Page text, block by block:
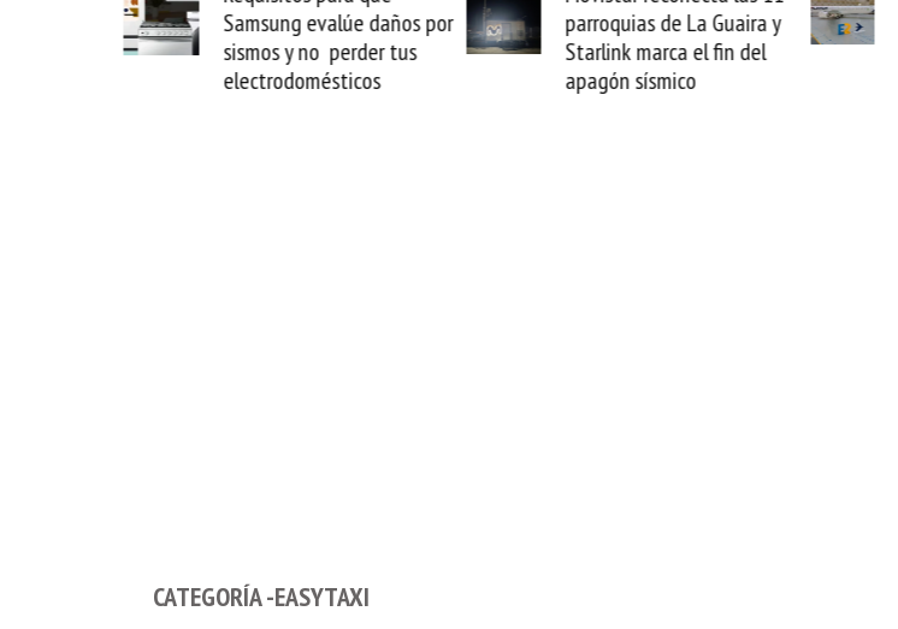
Samsung evalúe daños por
sismos y no perder tus
electrodomésticos
parroquias de La Guaira y
Starlink marca el fin del
apagón sísmico
CATEGORÍA -EASYTAXI